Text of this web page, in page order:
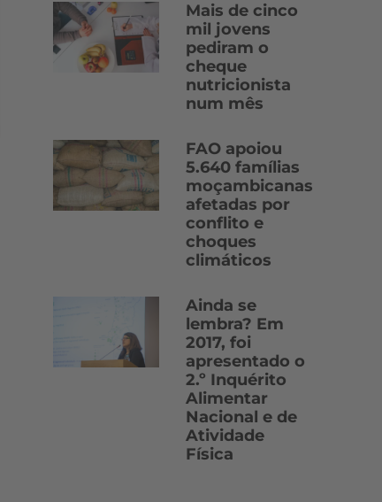
Mais de cinco
mil jovens
pediram o
cheque
nutricionista
num mês
FAO apoiou
5.640 famílias
moçambicanas
afetadas por
conflito e
choques
climáticos
Ainda se
lembra? Em
2017, foi
apresentado o
2.º Inquérito
Alimentar
Nacional e de
Atividade
Física